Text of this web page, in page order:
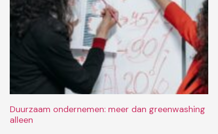
Duurzaam ondernemen: meer dan greenwashing
alleen